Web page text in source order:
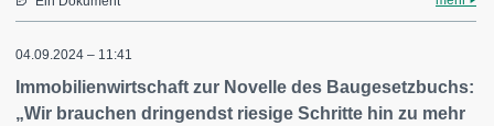
04.09.2024 – 11:41
Immobilienwirtschaft zur Novelle des Baugesetzbuchs:
„Wir brauchen dringendst riesige Schritte hin zu mehr